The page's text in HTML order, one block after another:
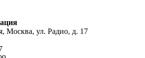
Москва, ул. Радио, д. 17